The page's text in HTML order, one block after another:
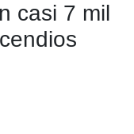
casi 7 mil